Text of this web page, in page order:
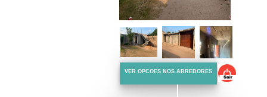
VER OPCOES NOS ARREDORES